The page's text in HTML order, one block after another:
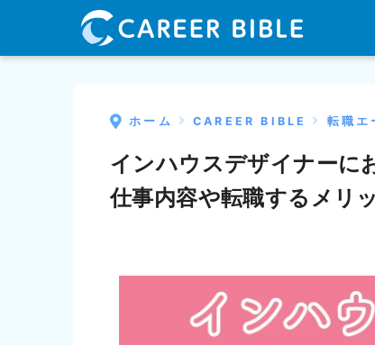
ホーム CAREER BIBLE 転職エ
インハウスデザイナーに
仕事内容や転職するメリ